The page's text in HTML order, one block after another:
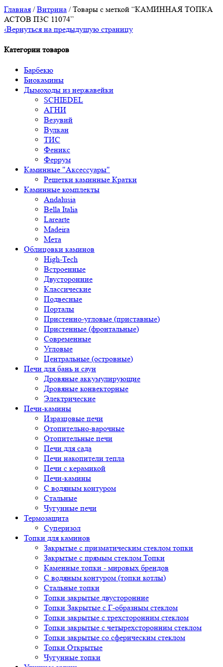
Главная /Витрина / Товары с меткой “КАМИННАЯ ТОПКА
АСТОВ П3С 11074”
‹Вернуться на предыдущую страницу
Категории товаров
Барбекю
Биокамины
Дымоходы из нержавейки
SCHIEDEL
АГНИ
Везувий
Вулкан
ТИС
Феникс
Феррум
Каминные "Аксессуары"
Решетки каминные Кратки
Каминные комплекты
Andalusia
Bella Italia
Larearte
Madeira
Мета
Облицовки каминов
High-Tech
Встроенные
Двусторонние
Классические
Подвесные
Порталы
Пристенно-угловые (приставные)
Пристенные (фронтальные)
Современные
Угловые
Центральные (островные)
Печи для бань и саун
Дровяные аккумулирующие
Дровяные конвекторные
Электрические
Печи-камины
Изразцовые печи
Отопительно-варочные
Отопительные печи
Печи для сада
Печи накопители тепла
Печи с керамикой
Печи-камины
С водяным контуром
Стальные
Чугунные печи
Термозащита
Суперизол
Топки для каминов
Закрытые с призматическим стеклом топки
Закрытые с прямым стеклом Топки
Каменные топки - мировых брендов
С водяным контуром (топки котлы)
Стальные топки
Топки закрытые двусторонние
Топки Закрытые с Г-образным стеклом
Топки закрытые с трехсторонним стеклом
Топки закрытые с четырехсторонним стеклом
Топки закрытые со сферическим стеклом
Топки Открытые
Чугунные топки